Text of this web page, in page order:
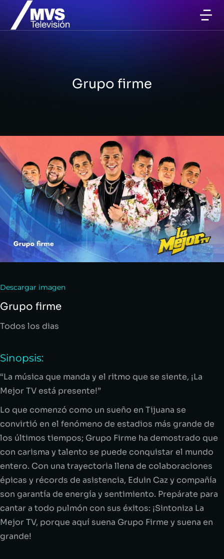
Grupo firme
Descargar imagen
Grupo firme
Todos los dias
Sinopsis:
“La música que manda y el ritmo que se siente, ¡La
Mejor TV está presente!”
Lo que comenzó como un sueño en Tijuana se
convirtió en el fenómeno de estadios más grande de
los últimos tiempos; Grupo Firme ha demostrado que
con carisma y talento se puede conquistar el mundo
entero. Con una trayectoria llena de colaboraciones
épicas y récords de asistencia, Eduin Caz y compañía
son garantía de energía y sentimiento. Prepárate para
cantar a todo pulmón con sus éxitos: ¡Sintoniza La
Mejor TV, porque aquí suena Grupo Firme y suena en
grande!